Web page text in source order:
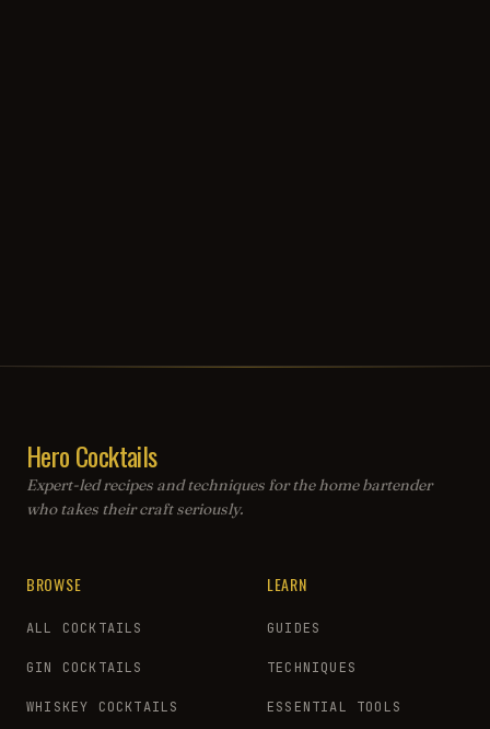
Hero Cocktails
Expert-led recipes and techniques for the home bartender
who takes their craft seriously.
BROWSE
ALL COCKTAILS
GIN COCKTAILS
WHISKEY COCKTAILS
LEARN
GUIDES
TECHNIQUES
ESSENTIAL TOOLS